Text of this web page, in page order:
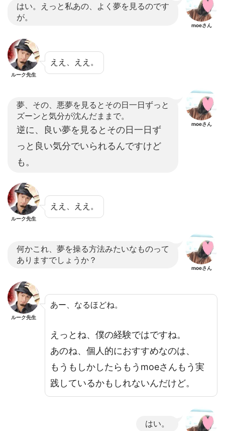
はい。えっと私あの、よく夢を見るのです
が。
moeさん
ルーク先生
ええ、ええ。
夢、その、悪夢を見るとその日一日ずっと
ズーンと気分が沈んだままで。
逆に、良い夢を見るとその日一日ず
っと良い気分でいられるんですけど
も。
moeさん
ルーク先生
ええ、ええ。
何かこれ、夢を操る方法みたいなものって
ありますでしょうか？
moeさん
ルーク先生
あー、なるほどね。
えっとね、僕の経験ではですね。
あのね、個人的におすすめなのは、
もうもしかしたらもうmoeさんもう実
践しているかもしれないんだけど。
はい。